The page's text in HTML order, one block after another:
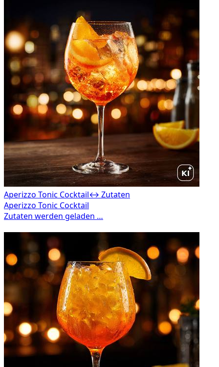
Aperizzo Tonic Cocktail↔ Zutaten